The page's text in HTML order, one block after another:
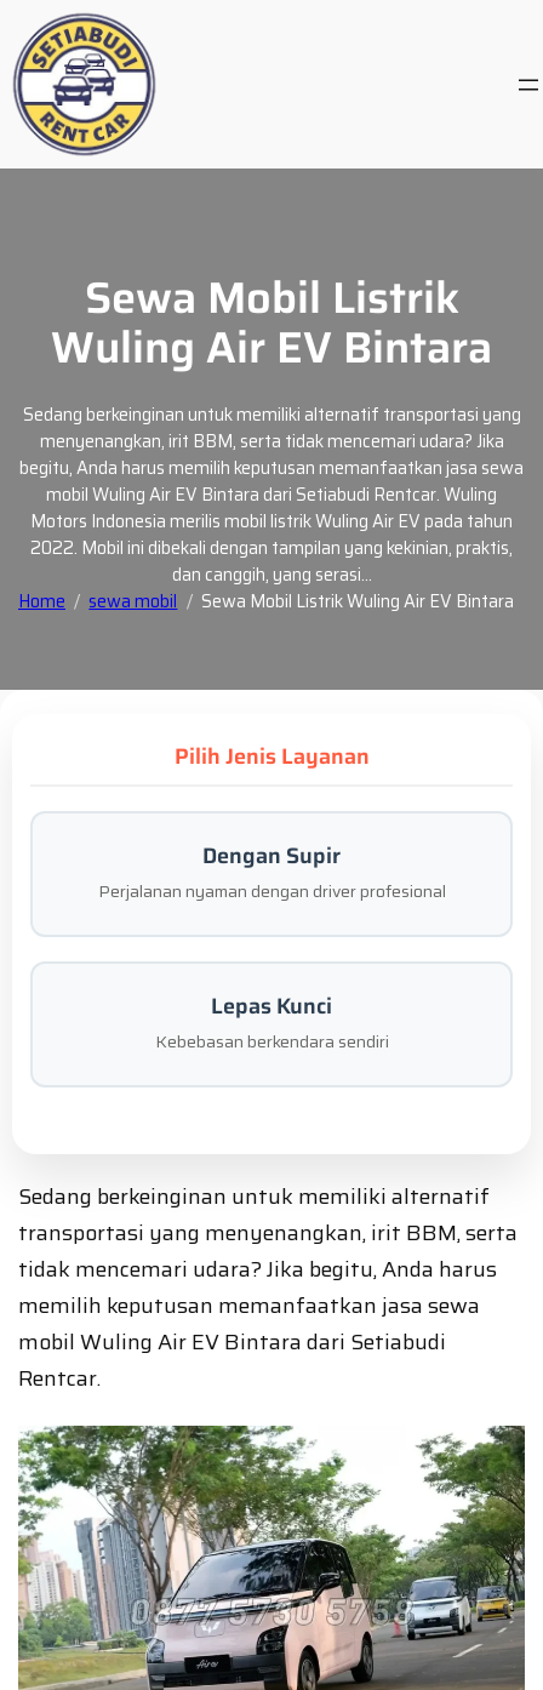
content
Sewa Mobil Listrik
Wuling Air EV Bintara
Sedang berkeinginan untuk memiliki alternatif transportasi yang
menyenangkan, irit BBM, serta tidak mencemari udara? Jika
begitu, Anda harus memilih keputusan memanfaatkan jasa sewa
mobil Wuling Air EV Bintara dari Setiabudi Rentcar. Wuling
Motors Indonesia merilis mobil listrik Wuling Air EV pada tahun
2022. Mobil ini dibekali dengan tampilan yang kekinian, praktis,
dan canggih, yang serasi…
Home
sewa mobil Sewa Mobil Listrik Wuling Air EV Bintara
Pilih Jenis Layanan
Dengan Supir
Perjalanan nyaman dengan driver profesional
Lepas Kunci
Kebebasan berkendara sendiri
Sedang berkeinginan untuk memiliki alternatif
transportasi yang menyenangkan, irit BBM, serta
tidak mencemari udara? Jika begitu, Anda harus
memilih keputusan memanfaatkan jasa sewa
mobil Wuling Air EV Bintara dari Setiabudi
Rentcar.